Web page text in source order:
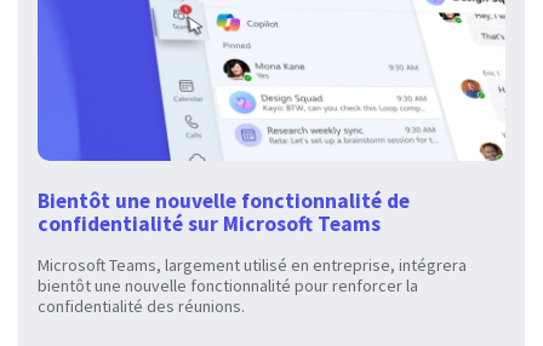
Bientôt une nouvelle fonctionnalité de
confidentialité sur Microsoft Teams
Microsoft Teams, largement utilisé en entreprise, intégrera
bientôt une nouvelle fonctionnalité pour renforcer la
confidentialité des réunions.